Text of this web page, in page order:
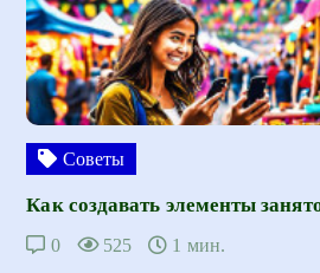
Советы
Как создавать элементы
0 525 1 мин.